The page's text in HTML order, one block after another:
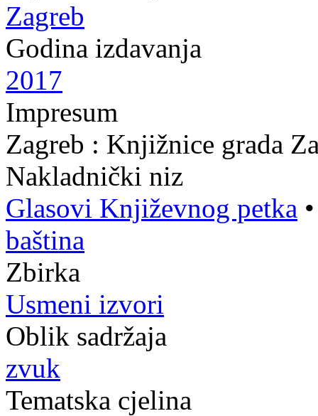
Zagreb
Godina izdavanja
2017
Impresum
Zagreb : Knjižnice grada
Nakladnički niz
Glasovi Književnog petka
baština
Zbirka
Usmeni izvori
Oblik sadržaja
zvuk
Tematska cjelina